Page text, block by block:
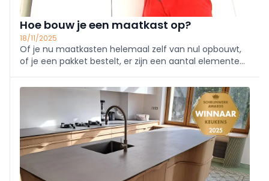
Hoe bouw je een maatkast op?
18/11/2025
Of je nu maatkasten helemaal zelf van nul opbouwt,
of je een pakket bestelt, er zijn een aantal elementen
nog eens de basics voor een maatkast.